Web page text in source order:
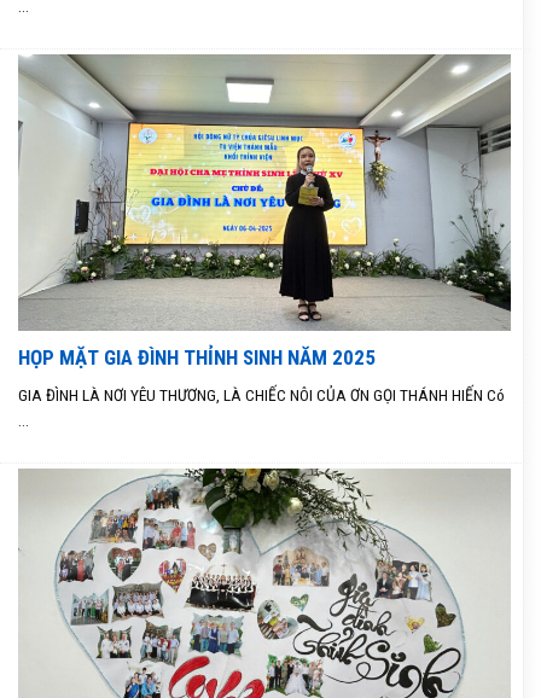
HỌP MẶT GIA ĐÌNH THỈNH SINH NĂM 2025
GIA ĐÌNH LÀ NƠI YÊU THƯƠNG, LÀ CHIẾC NÔI CỦA ƠN GỌI THÁNH HIẾN Có